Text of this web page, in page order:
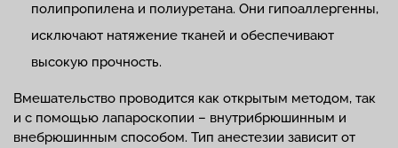
полипропилена и полиуретана. Они гипоаллергенны,
исключают натяжение тканей и обеспечивают
высокую прочность.
Вмешательство проводится как открытым методом, так
и с помощью лапароскопии – внутрибрюшинным и
внебрюшинным способом. Тип анестезии зависит от